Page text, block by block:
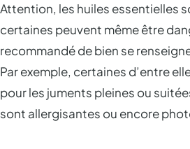
Attention, les huiles essentielles
certaines peuvent même être
recommandé de bien se
Par exemple, certaines d’entre
pour les juments pleines ou
sont allergisantes ou encore